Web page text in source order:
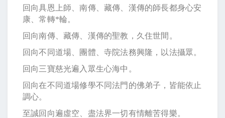
回向具恩上師、南傳、藏傳、漢傳的師長都身心安
康、常轉*輪。
回向南傳、藏傳、漢傳的聖教，久住世間。
回向不同道場、團體、寺院法務興隆，以法攝眾。
回向三寶慈光遍入眾生心海中。
回向在不同道場修學不同法門的佛弟子，皆能依止
調心。
至誠回向遍虛空、盡法界一切有情離苦得樂。